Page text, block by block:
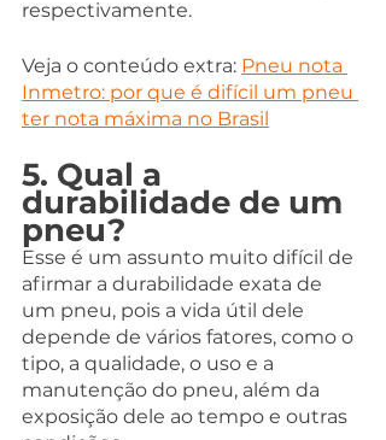
respectivamente.
Veja o conteúdo extra: Pneu nota
Inmetro: por que é difícil um pneu
ter nota máxima no Brasil
5. Qual a
durabilidade de um
pneu?
Esse é um assunto muito difícil de
afirmar a durabilidade exata de
um pneu, pois a vida útil dele
depende de vários fatores, como o
tipo, a qualidade, o uso e a
manutenção do pneu, além da
exposição dele ao tempo e outras